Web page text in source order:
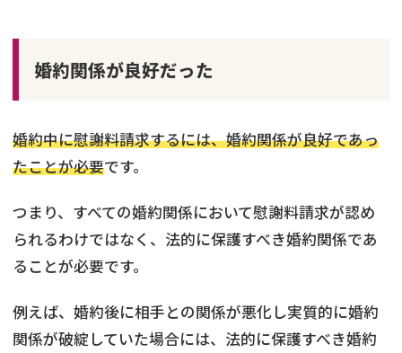
婚約関係が良好だった
婚約中に慰謝料請求するには、婚約関係が良好であっ
たことが必要です。
つまり、すべての婚約関係において慰謝料請求が認め
られるわけではなく、法的に保護すべき婚約関係であ
ることが必要です。
例えば、婚約後に相手との関係が悪化し実質的に婚約
関係が破綻していた場合には、法的に保護すべき婚約